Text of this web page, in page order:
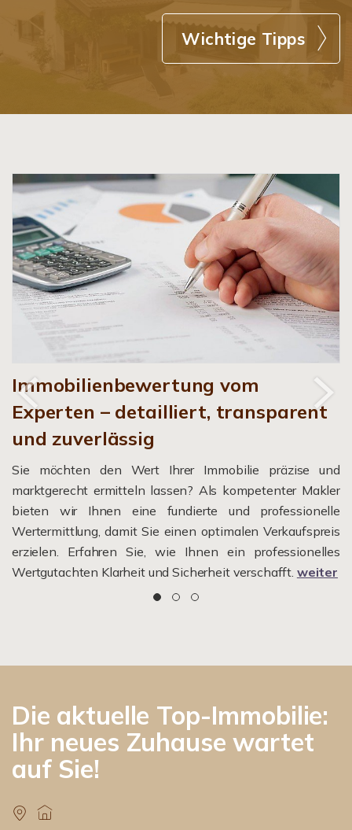
Wichtige Tipps
Immobilienbewertung vom
Experten – detailliert, transparent
und zuverlässig
Sie möchten den Wert Ihrer Immobilie präzise und
marktgerecht ermitteln lassen? Als kompetenter Makler
bieten wir Ihnen eine fundierte und professionelle
Wertermittlung, damit Sie einen optimalen Verkaufspreis
erzielen. Erfahren Sie, wie Ihnen ein professionelles
Wertgutachten Klarheit und Sicherheit verschafft. weiter
Die aktuelle Top-Immobilie:
Ihr neues Zuhause wartet
auf Sie!